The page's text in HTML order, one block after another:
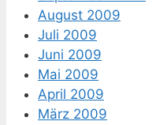
August 2009
Juli 2009
Juni 2009
Mai 2009
April 2009
März 2009